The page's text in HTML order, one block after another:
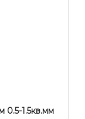
0.5-1.5кв.мм